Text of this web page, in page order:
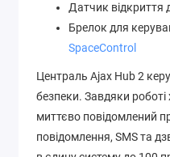
Датчик відкриття
Брелок для
SpaceControl
Централь Ajax Hub 2
безпеки. Завдяки
миттєво повідомлений
повідомлення, SMS та